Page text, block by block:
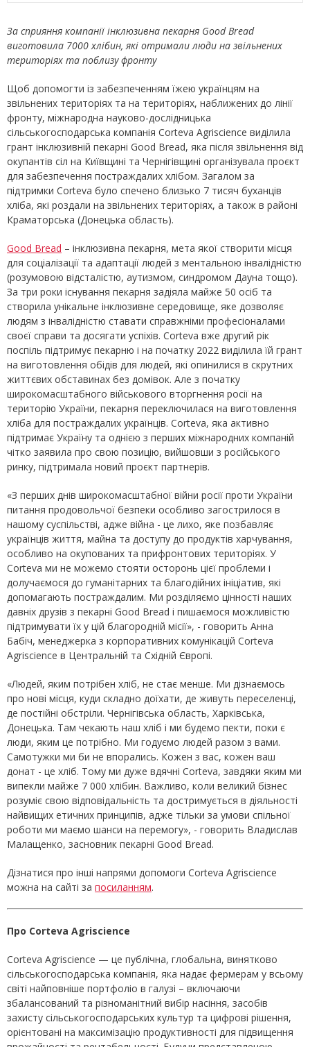
За сприяння компанії інклюзивна пекарня Good Bread
виготовила 7000 хлібин, які отримали люди на звільнених
територіях та поблизу фронту
Щоб допомогти із забезпеченням їжею українцям на
звільнених територіях та на територіях, наближених до лінії
фронту, міжнародна науково-дослідницька
сільськогосподарська компанія Corteva Agriscience виділила
грант інклюзивній пекарні Good Bread, яка після звільнення від
окупантів сіл на Київщині та Чернігівщині організувала проєкт
для забезпечення постраждалих хлібом. Загалом за
підтримки Corteva було спечено близько 7 тисяч буханців
хліба, які роздали на звільнених територіях, а також в районі
Краматорська (Донецька область).
Good Bread – інклюзивна пекарня, мета якої створити місця
для соціалізації та адаптації людей з ментальною інвалідністю
(розумовою відсталістю, аутизмом, синдромом Дауна тощо).
За три роки існування пекарня задіяла майже 50 осіб та
створила унікальне інклюзивне середовище, яке дозволяє
людям з інвалідністю ставати справжніми професіоналами
своєї справи та досягати успіхів. Corteva вже другий рік
поспіль підтримує пекарню і на початку 2022 виділила їй грант
на виготовлення обідів для людей, які опинилися в скрутних
життєвих обставинах без домівок. Але з початку
широкомасштабного військового вторгнення росії на
територію України, пекарня переключилася на виготовлення
хліба для постраждалих українців. Corteva, яка активно
підтримає Україну та однією з перших міжнародних компаній
чітко заявила про свою позицію, вийшовши з російського
ринку, підтримала новий проєкт партнерів.
«З перших днів широкомасштабної війни росії проти України
питання продовольчої безпеки особливо загострилося в
нашому суспільстві, адже війна - це лихо, яке позбавляє
українців життя, майна та доступу до продуктів харчування,
особливо на окупованих та прифронтових територіях. У
Corteva ми не можемо стояти осторонь цієї проблеми і
долучаємося до гуманітарних та благодійних ініціатив, які
допомагають постраждалим. Ми розділяємо цінності наших
давніх друзів з пекарні Good Bread і пишаємося можливістю
підтримувати їх у цій благородній місії», - говорить Анна
Бабіч, менеджерка з корпоративних комунікацій Corteva
Agriscience в Центральній та Східній Європі.
​​​«Людей, яким потрібен хліб, не стає менше. Ми дізнаємось
про нові місця, куди складно доїхати, де живуть переселенці,
де постійні обстріли. Чернігівська область, Харківська,
Донецька. Там чекають наш хліб і ми будемо пекти, поки є
люди, яким це потрібно. Ми годуємо людей разом з вами.
Самотужки ми би не впорались. Кожен з вас, кожен ваш
донат - це хліб. Тому ми дуже вдячні Corteva, завдяки яким ми
випекли майже 7 000 хлібин. Важливо, коли великий бізнес
розуміє свою відповідальність та достримується в діяльності
найвищих етичних принципів, адже тільки за умови спільної
роботи ми маємо шанси на перемогу», - говорить Владислав
Малащенко, засновник пекарні Good Bread.
Дізнатися про інші напрями допомоги Corteva Agriscience
можна на сайті за посиланням.
Про Corteva Agriscience
Corteva Agriscience — це публічна, глобальна, винятково
сільськогосподарська компанія, яка надає фермерам у всьому
світі найповніше портфоліо в галузі – включаючи
збалансований та різноманітний вибір насіння, засобів
захисту сільськогосподарських культур та цифрові рішення,
орієнтовані на максимізацію продуктивності для підвищення